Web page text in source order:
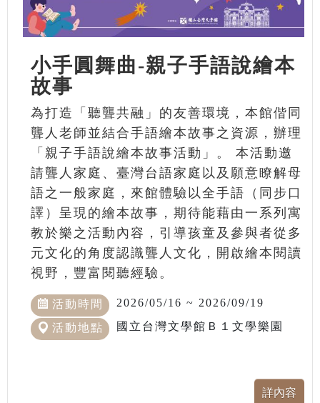
小手圓舞曲-親子手語說繪本
故事
為打造「聽聾共融」的友善環境，本館偕同
聾人老師並結合手語繪本故事之資源，辦理
「親子手語說繪本故事活動」。 本活動邀
請聾人家庭、臺灣台語家庭以及願意瞭解母
語之一般家庭，來館體驗以全手語（同步口
譯）呈現的繪本故事，期待能藉由一系列寓
教於樂之活動內容，引導孩童及參與者從多
元文化的角度認識聾人文化，開啟繪本閱讀
視野，豐富閱聽經驗。
活動時間 2026/05/16 ~ 2026/09/19
活動地點 國立台灣文學館Ｂ１文學樂園